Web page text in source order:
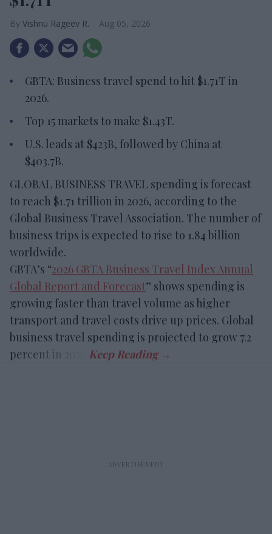
Vishnu Rageev R. Aug 05, 2026
GBTA: Business travel spend to hit $1.71T in
2026.
Top 15 markets to make $1.43T.
U.S. leads at $423B, followed by China at
$403.7B.
GLOBAL BUSINESS TRAVEL spending is forecast
to reach $1.71 trillion in 2026, according to the
Global Business Travel Association. The number of
business trips is expected to rise to 1.84 billion
worldwide.
GBTA’s “2026 GBTA Business Travel Index Annual
Global Report and Forecast” shows spending is
growing faster than travel volume as higher
transport and travel costs drive up prices. Global
business travel spending is projected to grow 7.2
percent in 2026.